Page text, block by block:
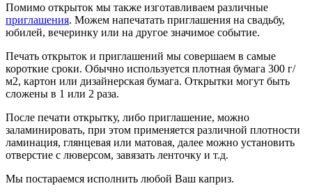
Помимо открыток мы также изготавливаем различные
приглашения. Можем напечатать приглашения на свадьбу,
юбилей, вечеринку или на другое значимое событие.
Печать открыток и приглашений мы совершаем в самые
короткие сроки. Обычно используется плотная бумага 300 г/
м2, картон или дизайнерская бумага. Открытки могут быть
сложены в 1 или 2 раза.
После печати открытку, либо приглашение, можно
заламинировать, при этом применяется различной плотности
ламинация, глянцевая или матовая, далее можно установить
отверстие с люверсом, завязать ленточку и т.д.
Мы постараемся исполнить любой Ваш каприз.